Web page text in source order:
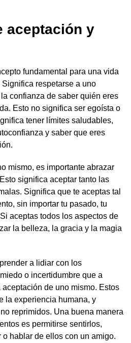
aceptación y
fundamental para una vida
respetarse a uno
confianza de saber quién eres
Esto no significa ser egoísta o
tener límites saludables,
y saber que eres
mismo, es importante abrazar
significa aceptar tanto las
Significa que te aceptas tal
sin importar tu pasado, tu
aceptas todos los aspectos de
la belleza, la gracia y la magia
a lidiar con los
o incertidumbre que a
de uno mismo. Estos
la experiencia humana, y
reprimidos. Una buena manera
es permitirse sentirlos,
hablar de ellos con un amigo.